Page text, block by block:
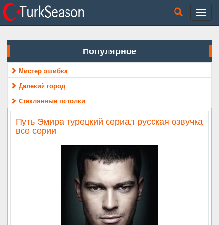
Популярное
Мистер ошибка
Далекий город
Стеклянные потолки
Путь Эмира турецкий сериал русская озвучка
все серии